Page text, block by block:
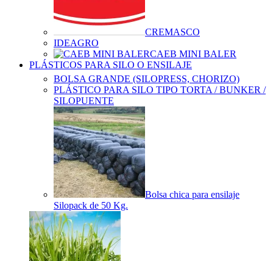
CREMASCO
IDEAGRO
CAEB MINI BALER
PLÁSTICOS PARA SILO O ENSILAJE
BOLSA GRANDE (SILOPRESS, CHORIZO)
PLÁSTICO PARA SILO TIPO TORTA / BUNKER /
SILOPUENTE
Bolsa chica para ensilaje
Silopack de 50 Kg.